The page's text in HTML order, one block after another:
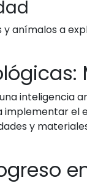
anímalos a
inteligencia
el
y